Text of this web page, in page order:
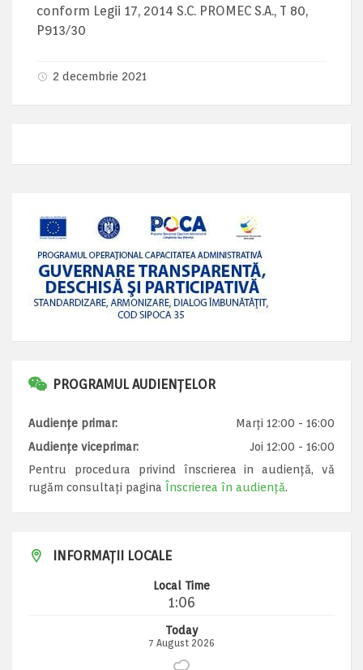
conform Legii 17, 2014 S.C. PROMEC S.A., T 80,
P913/30
2 decembrie 2021
PROGRAMUL AUDIENȚELOR
Audiențe primar:
Marți 12:00 - 16:00
Audiențe viceprimar:
Joi 12:00 - 16:00
Pentru procedura privind înscrierea in audiență, vă
rugăm consultați pagina Înscrierea în audiență.
INFORMAȚII LOCALE
Local Time
1:06
Today
7 August 2026